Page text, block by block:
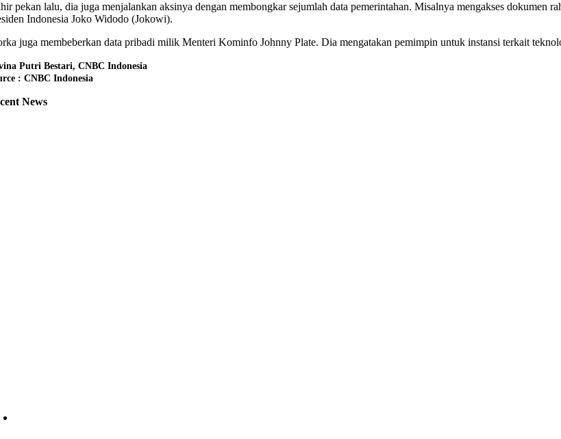
pekan lalu, dia juga menjalankan aksinya dengan membongkar sejumlah data pemerintahan. Misalnya mengakses dokumen
Indonesia Joko Widodo (Jokowi).
juga membeberkan data pribadi milik Menteri Kominfo Johnny Plate. Dia mengatakan pemimpin untuk instansi terkait
Putri Bestari, CNBC Indonesia
: CNBC Indonesia
News